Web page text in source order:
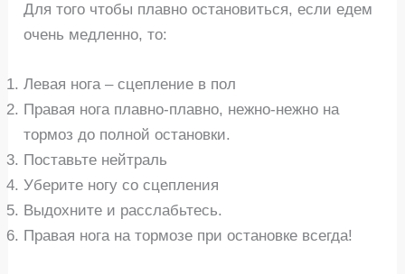
Для того чтобы плавно остановиться, если едем
очень медленно, то:
Левая нога – сцепление в пол
Правая нога плавно-плавно, нежно-нежно на
тормоз до полной остановки.
Поставьте нейтраль
Уберите ногу со сцепления
Выдохните и расслабьтесь.
Правая нога на тормозе при остановке всегда!